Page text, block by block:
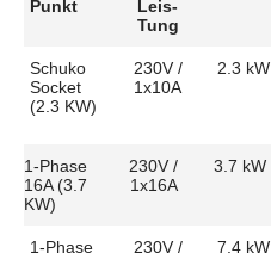
Punkt
Leis-
Tung
Schuko
Socket
(2.3 KW)
230V /
1x10A
2.3 kW
1-Phase
16A (3.7
KW)
230V /
1x16A
3.7 kW
1-Phase 230V / 7.4 kW